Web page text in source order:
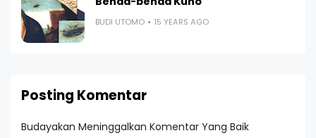
BUDI UTOMO 15 YEARS AGO
Posting Komentar
Budayakan Meninggalkan Komentar Yang Baik